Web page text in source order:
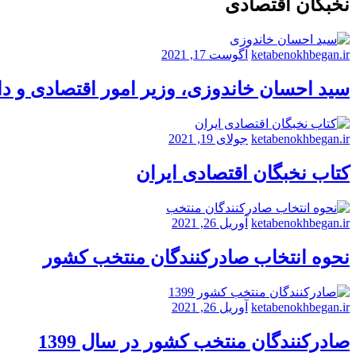
نخبگان اقتصادی
ketabenokhbegan.ir آگوست 17, 2021
سید احسان خاندوزی، وزیر امور اقتصادی و
ketabenokhbegan.ir جولای 19, 2021
کتاب نخبگان اقتصادی ایران
ketabenokhbegan.ir آوریل 26, 2021
نحوه انتخاب صادرکنندگان منتخب کشور
ketabenokhbegan.ir آوریل 26, 2021
صادرکنندگان منتخب کشور در سال 1399